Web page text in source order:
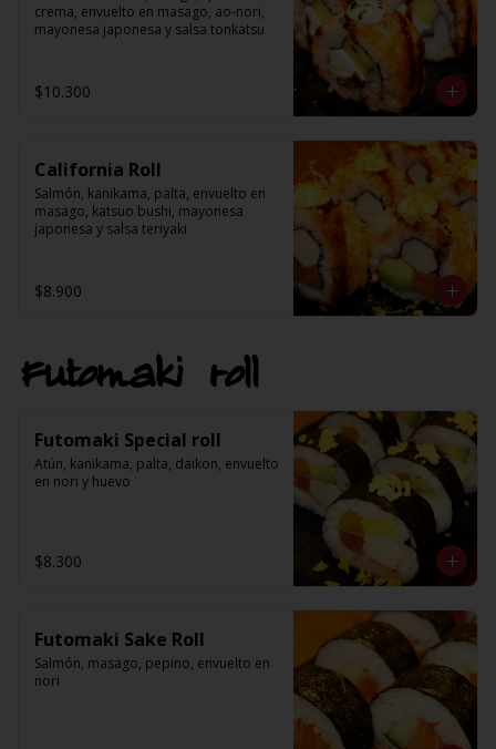
crema, envuelto en masago, ao-nori,
mayonesa japonesa y salsa tonkatsu
$10.300
California Roll
Salmón, kanikama, palta, envuelto en
masago, katsuo bushi, mayonesa
japonesa y salsa teriyaki
$8.900
Futomaki roll
Futomaki Special roll
Atún, kanikama, palta, daikon, envuelto
en nori y huevo
$8.300
Futomaki Sake Roll
Salmón, masago, pepino, envuelto en
nori